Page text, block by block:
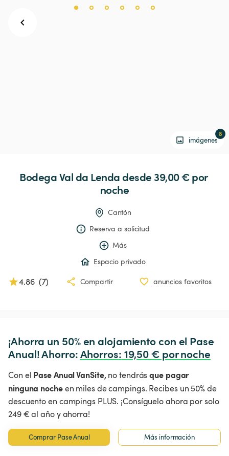
imágenes
8
BodegaValda Lenda desde 39,00 € por
noche
Cantón
Reserva a solicitud
Más
Espacio privado
4.86 (7) Compartir anuncios favoritos
¡Ahorra un 50% en alojamiento con el Pase
Anual! Ahorro: Ahorros: 19,50 € por noche
Con el Pase Anual VanSite, no tendrásque pagar
ninguna nocheen miles de campings. Recibes un 50% de
descuento en campings PLUS. ¡Consíguelo ahora por solo
249 € al año y ahorra!
Comprar Pase Anual Más información